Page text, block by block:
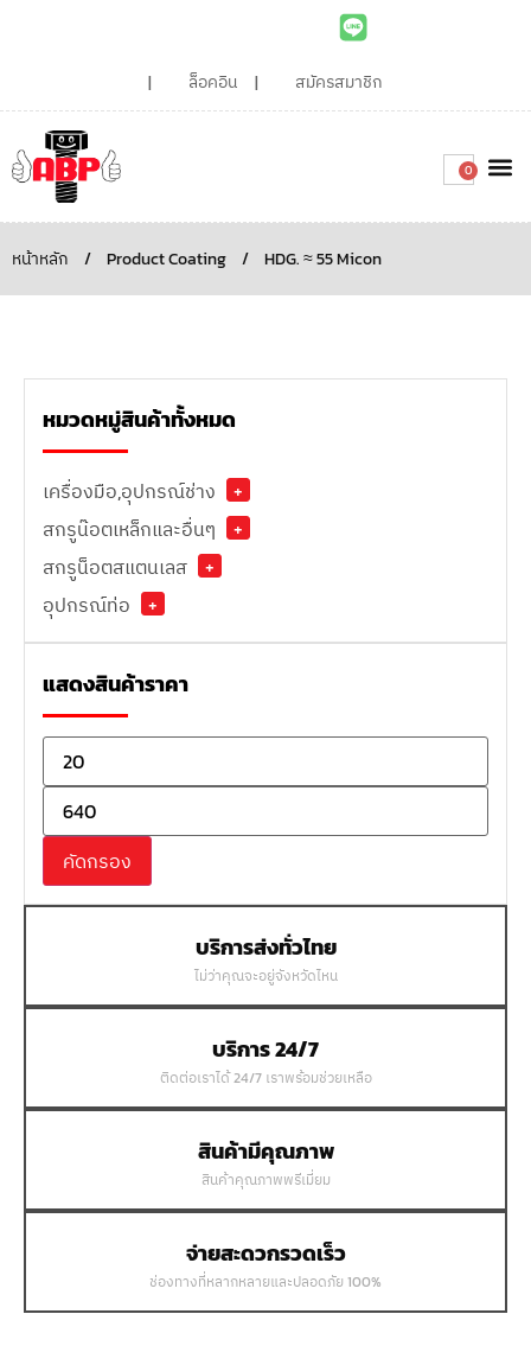
ล็อคอิน สมัครสมาชิก
0
หน้าหลัก / Product Coating / HDG. ≈ 55 Micon
หมวดหมู่สินค้าทั้งหมด
เครื่องมือ,อุปกรณ์ช่าง
+
สกรูน๊อตเหล็กและอื่นๆ
+
สกรูน็อตสแตนเลส
+
อุปกรณ์ท่อ
+
แสดงสินค้าราคา
คัดกรอง
บริการส่งทั่วไทย
ไม่ว่าคุณจะอยู่จังหวัดไหน
บริการ 24/7
ติดต่อเราได้ 24/7 เราพร้อมช่วยเหลือ
สินค้ามีคุณภาพ
สินค้าคุณภาพพรีเมี่ยม
จ่ายสะดวกรวดเร็ว
ช่องทางที่หลากหลายและปลอดภัย 100%